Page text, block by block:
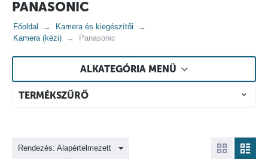
PANASONIC
Főoldal
Kamera és kiegészítői
Kamera (kézi)
Panasonic
ALKATEGÓRIA MENÜ
TERMÉKSZŰRŐ
Rendezés: Alapértelmezett